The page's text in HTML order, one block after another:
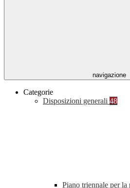
navigazione
Categorie
Disposizioni generali 48
Piano triennale per la